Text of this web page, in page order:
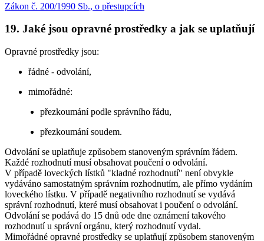
Zákon č. 200/1990 Sb., o přestupcích
19. Jaké jsou opravné prostředky a jak se uplatňují
Opravné prostředky jsou:
řádné - odvolání,
mimořádné:
přezkoumání podle správního řádu,
přezkoumání soudem.
Odvolání se uplatňuje způsobem stanoveným správním řádem.
Každé rozhodnutí musí obsahovat poučení o odvolání.
V případě loveckých lístků "kladné rozhodnutí" není obvykle
vydáváno samostatným správním rozhodnutím, ale přímo vydáním
loveckého lístku. V případě negativního rozhodnutí se vydává
správní rozhodnutí, které musí obsahovat i poučení o odvolání.
Odvolání se podává do 15 dnů ode dne oznámení takového
rozhodnutí u správní orgánu, který rozhodnutí vydal.
Mimořádné opravné prostředky se uplatňují způsobem stanoveným